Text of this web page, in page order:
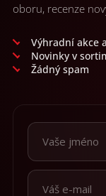
oboru, recenze
Výhradní akce
Novinky v
Žádný spam